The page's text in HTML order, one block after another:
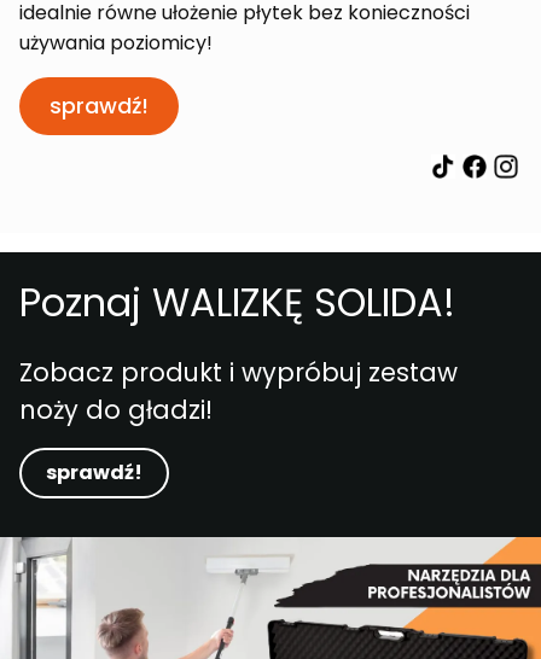
idealnie równe ułożenie płytek bez konieczności
używania poziomicy!
sprawdź!
Poznaj WALIZKĘ SOLIDA!
Zobacz produkt i wypróbuj zestaw
noży do gładzi!
sprawdź!